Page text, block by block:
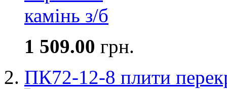
1 509.00 грн.
ПК72-12-8 плити